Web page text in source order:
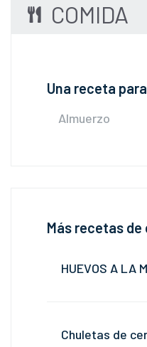
COMIDA
Una receta
Almuerzo
Más recetas de
HUEVOS A LA
Chuletas de